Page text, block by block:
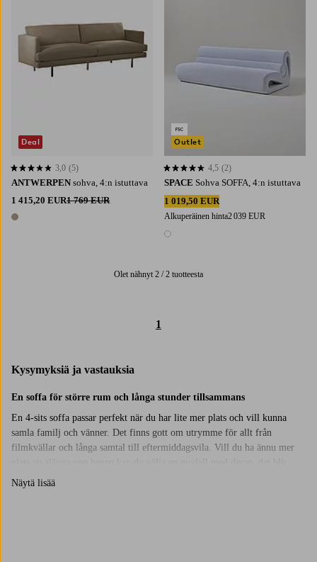
ANTWERPEN sohva, 4:n istuttava
1 415,20 EUR1 769 EUR
1 väri
3,0 perustuen 5 arvosanaan
3,0 (5)
Deal
SPACE Sohva SOFFA, 4:n istuttava
1 019,50 EUR
Alkuperäinen hinta2 039 EUR
1 väri
4,5 perustuen 2 arvosanaan
4,5 (2)
Outlet
Olet nähnyt 2 / 2 tuotteesta
1
Kysymyksiä ja vastauksia
En soffa för större rum och långa stunder tillsammans
En 4-sits soffa passar perfekt när du har lite mer plats och vill kunna
samla familj och vänner. Det finns gott om utrymme för allt från
filmkvällar och långa samtal till eftermiddagsvila. Vill du ha ännu mer
snabbt favoritplatsen i vardagsrummet.
Näytä lisää